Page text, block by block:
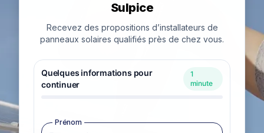
Sulpice
Recevez des propositions d’installateurs de
panneaux solaires qualifiés près de chez vous.